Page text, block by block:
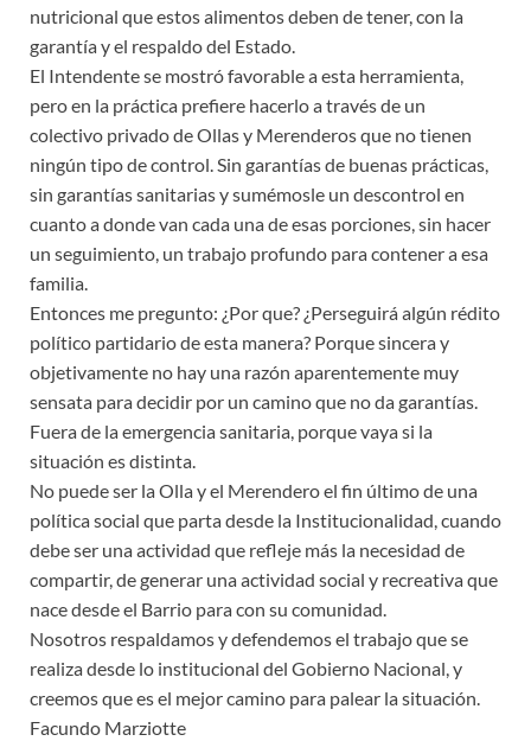
nutricional que estos alimentos deben de tener, con la
garantía y el respaldo del Estado.
El Intendente se mostró favorable a esta herramienta,
pero en la práctica prefiere hacerlo a través de un
colectivo privado de Ollas y Merenderos que no tienen
ningún tipo de control. Sin garantías de buenas prácticas,
sin garantías sanitarias y sumémosle un descontrol en
cuanto a donde van cada una de esas porciones, sin hacer
un seguimiento, un trabajo profundo para contener a esa
familia.
Entonces me pregunto: ¿Por que? ¿Perseguirá algún rédito
político partidario de esta manera? Porque sincera y
objetivamente no hay una razón aparentemente muy
sensata para decidir por un camino que no da garantías.
Fuera de la emergencia sanitaria, porque vaya si la
situación es distinta.
No puede ser la Olla y el Merendero el fin último de una
política social que parta desde la Institucionalidad, cuando
debe ser una actividad que refleje más la necesidad de
compartir, de generar una actividad social y recreativa que
nace desde el Barrio para con su comunidad.
Nosotros respaldamos y defendemos el trabajo que se
realiza desde lo institucional del Gobierno Nacional, y
creemos que es el mejor camino para palear la situación.
Facundo Marziotte